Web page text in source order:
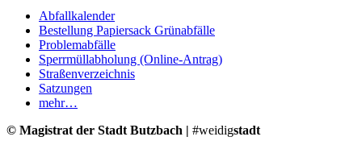
Abfallkalender
Bestellung Papiersack Grünabfälle
Problemabfälle
Sperrmüllabholung (Online-Antrag)
Straßenverzeichnis
Satzungen
mehr…
© Magistrat der Stadt Butzbach | #weidigstadt